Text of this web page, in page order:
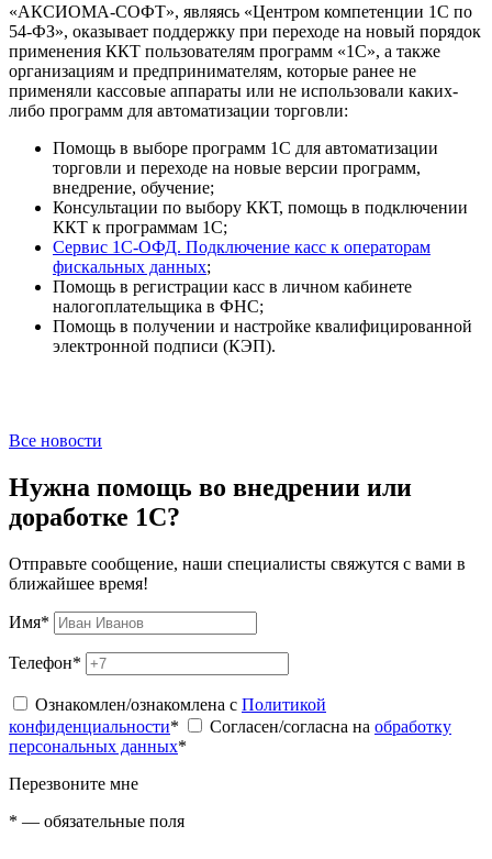
«АКСИОМА-СОФТ», являясь «Центром компетенции 1С по
54-ФЗ», оказывает поддержку при переходе на новый порядок
применения ККТ пользователям программ «1С», а также
организациям и предпринимателям, которые ранее не
применяли кассовые аппараты или не использовали каких-
либо программ для автоматизации торговли:
Помощь в выборе программ 1С для автоматизации
торговли и переходе на новые версии программ,
внедрение, обучение;
Консультации по выбору ККТ, помощь в подключении
ККТ к программам 1С;
Сервис 1С-ОФД. Подключение касс к операторам
фискальных данных;
Помощь в регистрации касс в личном кабинете
налогоплательщика в ФНС;
Помощь в получении и настройке квалифицированной
электронной подписи (КЭП).
Все новости
Нужна помощь во внедрении или
доработке 1С?
Отправьте сообщение, наши специалисты свяжутся с вами в
ближайшее время!
Имя*
Телефон*
Ознакомлен/ознакомлена с Политикой
конфиденциальности* Согласен/согласна на обработку
персональных данных*
Перезвоните мне
* — обязательные поля